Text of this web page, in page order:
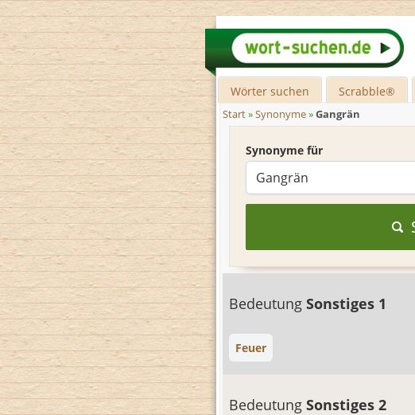
Wörter suchen Scrabble®
Start»Synonyme»Gangrän
Synonyme für
Bedeutung Sonstiges 1
Feuer
Bedeutung Sonstiges 2